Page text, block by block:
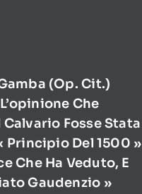
(op. Cit.)
Che
Calvario Fosse Stata
Principio Del 1500 »
Che Ha Veduto, E
Gaudenzio »